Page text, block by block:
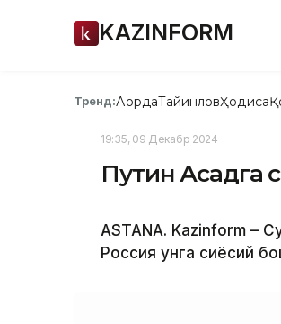
KAZINFORM
Тренд:АқордаТайинловҲодиса
19:35, 09 Декабр 2024
Путин Асадга
ASTANA. Kazinform –
Россия унга сиёсий